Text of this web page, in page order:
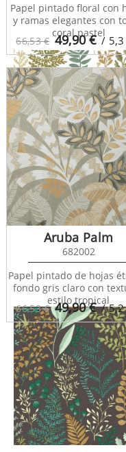
La Foret 102926671
La Foret 102927019
66,53 € 49,90€ / 5,3
Papel pintado floral con
y ramas elegantes con
coral pastel
66,53 € 49,90€ / 5,2
Aruba Palm
682002
Papel pintado de hojas
fondo gris claro con
estilo tropical
Ver